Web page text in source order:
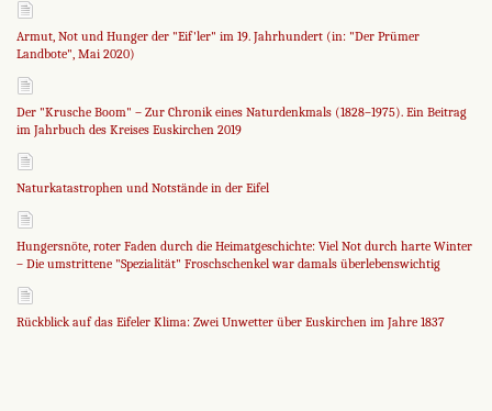
Armut, Not und Hunger der "Eif'ler" im 19. Jahrhundert (in: "Der Prümer
Landbote", Mai 2020)
Der "Krusche Boom" – Zur Chronik eines Naturdenkmals (1828–1975). Ein Beitrag
im Jahrbuch des Kreises Euskirchen 2019
Naturkatastrophen und Notstände in der Eifel
Hungersnöte, roter Faden durch die Heimatgeschichte: Viel Not durch harte Winter
– Die umstrittene "Spezialität" Froschschenkel war damals überlebenswichtig
Rückblick auf das Eifeler Klima: Zwei Unwetter über Euskirchen im Jahre 1837